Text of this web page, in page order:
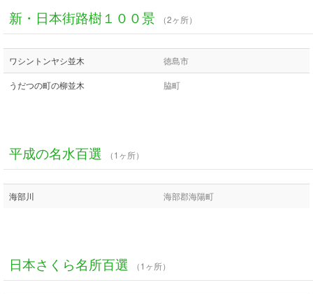
新・日本街路樹１００景 （2ヶ所）
ワシントンヤシ並木 徳島市
うだつの町の柳並木 脇町
平成の名水百選 （1ヶ所）
海部川 海部郡海陽町
日本さくら名所百選 （1ヶ所）